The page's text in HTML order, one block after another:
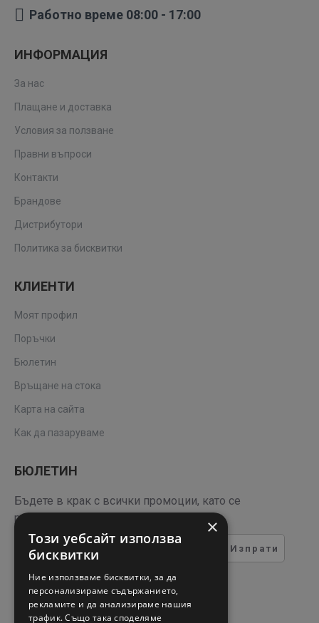
Работно време 08:00 - 17:00
ИНФОРМАЦИЯ
За нас
Плащане и доставка
Условия за ползване
Правни въпроси
Контакти
Брандове
Дистрибутори
Политика за бисквитки
КЛИЕНТИ
Моят профил
Поръчки
Бюлетин
Връщане на стока
Карта на сайта
Как да пазаруваме
БЮЛЕТИН
Бъдете в крак с всички промоции, като се
регистрирате за нашия бюлетин
Изпрати
ТЕСТ ЗА СИГУРНОСТ
Въведете кода в полето
×
Този уебсайт използва
бисквитки
Ние използваме бисквитки, за да
персонализираме съдържанието,
рекламите и да анализираме нашия
трафик. Също така споделяме